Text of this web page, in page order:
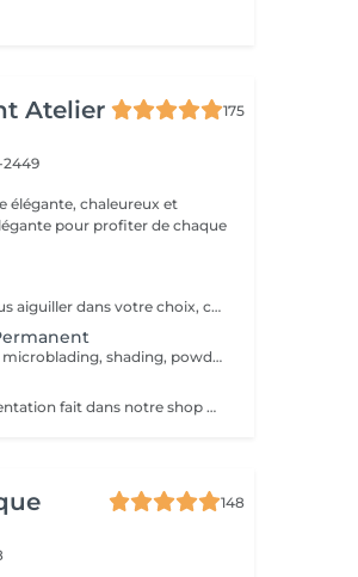
Atelier
175
2449
pour profiter de chaque
Le rendez-vous conseil servira à vous aiguiller dans votre choix, confirmer vos souhaits et vous accompagner dans cette démarche, notamment sur le maquillage permanent.
Maquillage permanent des sourcil , microblading, shading, powder ou mixte . Avant de prendre cette prestation il est impératif de prendre un rdv conseil .
Unique pour les retouche de pigmentation fait dans notre shop Wink. Pour les service exécuter dans un autre institut prendre un rdv conseille.
148